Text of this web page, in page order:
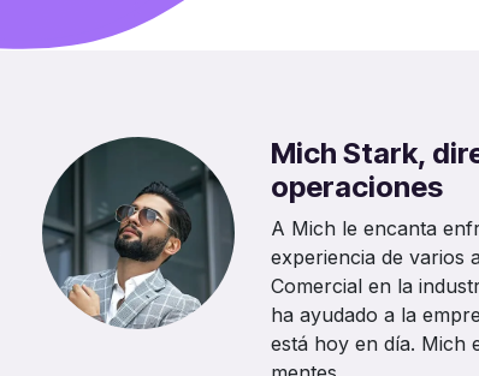
Mich Stark,
operaciones
A Mich le encanta
experiencia de varios
Comercial en la
ha ayudado a la
está hoy en día. Mich